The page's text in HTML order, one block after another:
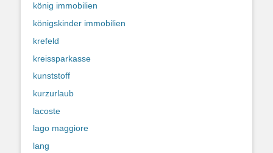
könig immobilien
königskinder immobilien
krefeld
kreissparkasse
kunststoff
kurzurlaub
lacoste
lago maggiore
lang